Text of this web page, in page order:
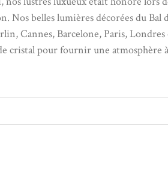
Nos belles lumières décorées du
Cannes, Barcelone, Paris,
cristal pour fournir une atmosphère